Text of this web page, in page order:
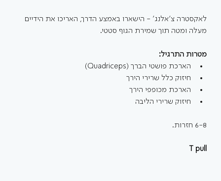
לאקסטרה צ'אלנג' - הישארו באמצע הדרך, האריכו את הידיים
מעלה ומטה תוך שמירת הגוף סטטי.
מטרות התרגיל:
הארכת פושטי הברך (Quadriceps)
חיזוק כלל שרירי הירך
הארכת מכופפי הירך
חיזוק שרירי הליבה
6-8 חזרות.
T pull